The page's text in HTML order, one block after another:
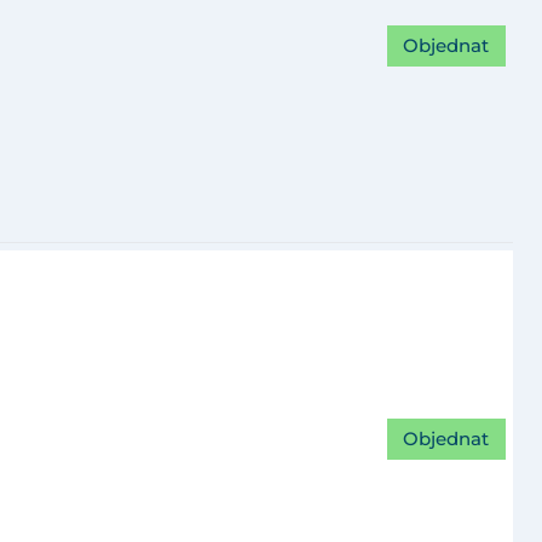
Objednat
Objednat